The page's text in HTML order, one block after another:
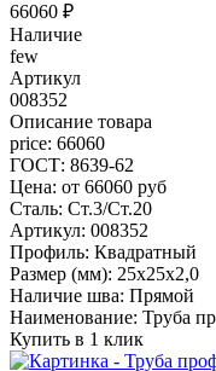
66060 ₽
Наличие
few
Артикул
008352
Описание товара
price: 66060
ГОСТ: 8639-62
Цена: от 66060 руб
Сталь: Ст.3/Ст.20
Артикул: 008352
Профиль: Квадратный
Размер (мм): 25x25x2,0
Наличие шва: Прямой
Наименование: Труба
Купить в 1 клик